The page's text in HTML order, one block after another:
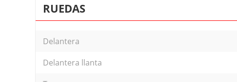
RUEDAS
Delantera
Delantera llanta